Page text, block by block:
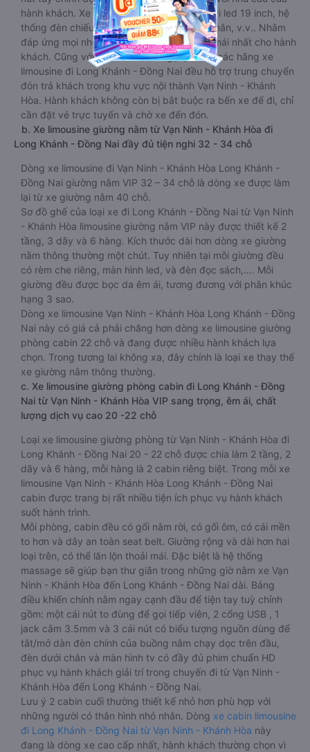
hành khách. Xe có Wifi ,có thêm tủ lạnh, ti vi led 19 inch, hệ
thống đèn chiếu sáng đọc sách, bục gác chân, v.v.. Nhằm
đáp ứng mọi nhu cầu và mang lại sự thoải mái nhất cho hành
khách. Cũng với kích thước nhỏ gọn, đa số các hãng xe
limousine đi Long Khánh - Đồng Nai đều hỗ trợ trung chuyển
đón trả khách trong khu vực nội thành Vạn Ninh - Khánh
Hòa. Hành khách không còn bị bắt buộc ra bến xe để đi, chỉ
cần đặt vé trực tuyến và chờ xe đến đón.
b. Xe limousine giường nằm từ Vạn Ninh - Khánh Hòa đi
Long Khánh - Đồng Nai đầy đủ tiện nghi 32 - 34 chỗ
Dòng xe limousine đi Vạn Ninh - Khánh Hòa Long Khánh -
Đồng Nai giường nằm VIP 32 – 34 chỗ là dòng xe được làm
lại từ xe giường nằm 40 chỗ.
Sơ đồ ghế của loại xe đi Long Khánh - Đồng Nai từ Vạn Ninh
- Khánh Hòa limousine giường nằm VIP này được thiết kế 2
tầng, 3 dãy và 6 hàng. Kích thước dài hơn dòng xe giường
nằm thông thường một chút. Tuy nhiên tại mỗi giường đều
có rèm che riêng, màn hình led, và đèn đọc sách,…. Mỗi
giường đều được bọc da êm ái, tương đương với phân khúc
hạng 3 sao.
Dòng xe limousine Vạn Ninh - Khánh Hòa Long Khánh - Đồng
Nai này có giá cả phải chăng hơn dòng xe limousine giường
phòng cabin 22 chỗ và đang được nhiều hành khách lựa
chọn. Trong tương lai không xa, đây chính là loại xe thay thế
xe giường nằm thông thường.
c. Xe limousine giường phòng cabin đi Long Khánh - Đồng
Nai từ Vạn Ninh - Khánh Hòa VIP sang trọng, êm ái, chất
lượng dịch vụ cao 20 -22 chỗ
Loại xe limousine giường phòng từ Vạn Ninh - Khánh Hòa đi
Long Khánh - Đồng Nai 20 - 22 chỗ được chia làm 2 tầng, 2
dãy và 6 hàng, mỗi hàng là 2 cabin riêng biệt. Trong mỗi xe
limousine Vạn Ninh - Khánh Hòa Long Khánh - Đồng Nai
cabin được trang bị rất nhiều tiện ích phục vụ hành khách
suốt hành trình.
Mỗi phòng, cabin đều có gối nằm rời, có gối ôm, có cái mền
to hơn và dây an toàn seat belt. Giường rộng và dài hơn hai
loại trên, có thể lăn lộn thoải mái. Đặc biệt là hệ thống
massage sẽ giúp bạn thư giãn trong những giờ nằm xe Vạn
Ninh - Khánh Hòa đến Long Khánh - Đồng Nai dài. Bảng
điều khiển chính nằm ngay cạnh đầu để tiện tay tuỳ chỉnh
gồm: một cái nút to đùng để gọi tiếp viên, 2 cổng USB , 1
jack cắm 3.5mm và 3 cái nút có biểu tượng nguồn dùng để
tắt/mở dàn đèn chính của buồng nằm chạy dọc trên đầu,
đèn dưới chân và màn hình tv có đầy đủ phim chuẩn HD
phục vụ hành khách giải trí trong chuyến đi từ Vạn Ninh -
Khánh Hòa đến Long Khánh - Đồng Nai.
Lưu ý 2 cabin cuối thường thiết kế nhỏ hơn phù hợp với
những người có thân hình nhỏ nhắn. Dòng xe cabin limousine
đi Long Khánh - Đồng Nai từ Vạn Ninh - Khánh Hòa này
đang là dòng xe cao cấp nhất, hành khách thường chọn vì